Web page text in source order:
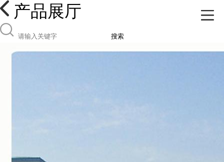
产品展厅
搜索